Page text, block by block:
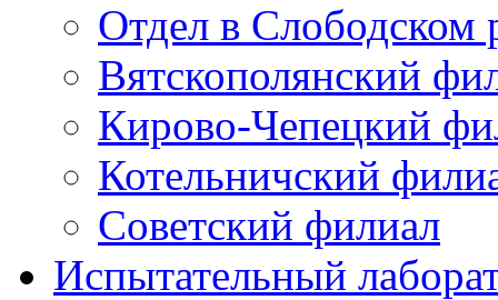
Отдел в Слободском
Вятскополянский
Кирово-Чепецкий
Котельничский
Советский филиал
Испытательный